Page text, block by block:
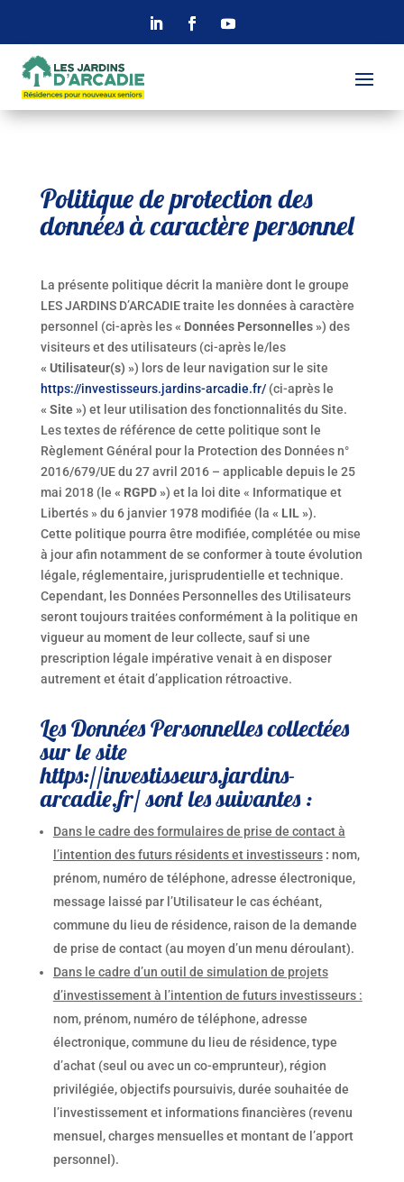
Politique de protection des
données à caractère personnel
La présente politique décrit la manière dont le groupe
LES JARDINS D’ARCADIE traite les données à caractère
personnel (ci-après les« Données Personnelles ») des
visiteurs et des utilisateurs (ci-après le/les
« Utilisateur(s) ») lors de leur navigation sur le site
https://investisseurs.jardins-arcadie.fr/(ci-après le
« Site ») et leur utilisation des fonctionnalités du Site.
Les textes de référence de cette politique sont le
Règlement Général pour la Protection des Données n°
2016/679/UE du 27 avril 2016 – applicable depuis le 25
mai 2018 (le « RGPD ») et la loi dite « Informatique et
Libertés » du 6 janvier 1978 modifiée (la « LIL »).
Cette politique pourra être modifiée, complétée ou mise
à jour afin notamment de se conformer à toute évolution
légale, réglementaire, jurisprudentielle et technique.
Cependant, les Données Personnelles des Utilisateurs
seront toujours traitées conformément à la politique en
vigueur au moment de leur collecte, sauf si une
prescription légale impérative venait à en disposer
autrement et était d’application rétroactive.
Les Données Personnelles collectées
sur le site
https://investisseurs.jardins-
arcadie.fr/sont les suivantes :
Dans le cadre des formulaires de prise de contact à
l’intention des futurs résidents et investisseurs: nom,
prénom, numéro de téléphone, adresse électronique,
message laissé par l’Utilisateur le cas échéant,
commune du lieu de résidence, raison de la demande
de prise de contact (au moyen d’un menu déroulant).
Dans le cadre d’un outil de simulation de projets
d’investissement à l’intention de futurs investisseurs :
nom, prénom, numéro de téléphone, adresse
électronique, commune du lieu de résidence, type
d’achat (seul ou avec un co-emprunteur), région
privilégiée, objectifs poursuivis, durée souhaitée de
l’investissement et informations financières (revenu
mensuel, charges mensuelles et montant de l’apport
personnel).